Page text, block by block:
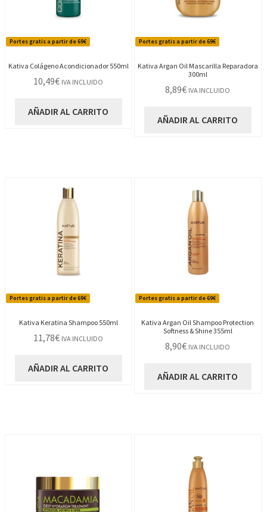
Portes gratis a partir de 69€
Kativa Colágeno Acondicionador 550ml
10,49€ IVA INCLUIDO
AÑADIR AL CARRITO
Portes gratis a partir de 69€
Kativa Argan Oil Mascarilla Reparadora
300ml
8,89€ IVA INCLUIDO
AÑADIR AL CARRITO
Portes gratis a partir de 69€
Kativa Keratina Shampoo 550ml
11,78€ IVA INCLUIDO
AÑADIR AL CARRITO
Portes gratis a partir de 69€
Kativa Argan Oil Shampoo Protection
Softness & Shine 355ml
8,90€ IVA INCLUIDO
AÑADIR AL CARRITO